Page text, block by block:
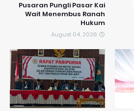
Pusaran Pungli Pasar Kai
Wait Menembus Ranah
Hukum
August 04, 2026